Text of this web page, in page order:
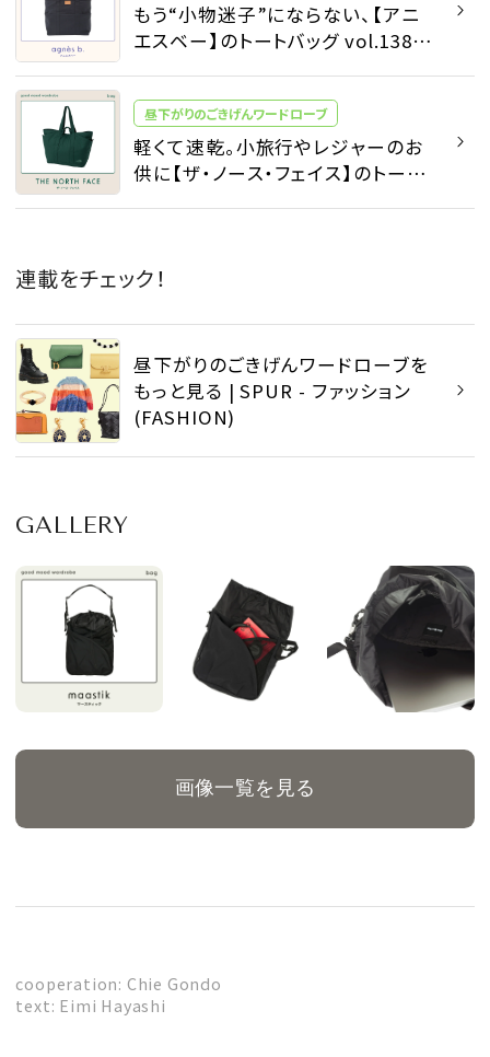
もう“小物迷子”にならない、【アニ
エスベー】のトートバッグ vol.1384
- ファッション | SPUR
昼下がりのごきげんワードローブ
軽くて速乾。小旅行やレジャーのお
供に【ザ・ノース・フェイス】のトート
連載をチェック！
昼下がりのごきげんワードローブを
もっと見る | SPUR - ファッション
(FASHION)
GALLERY
画像一覧を見る
cooperation: Chie Gondo
text: Eimi Hayashi